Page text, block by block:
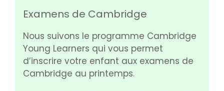
Examens de Cambridge
Nous suivons le programme Cambridge
Young Learners qui vous permet
d’inscrire votre enfant aux examens de
Cambridge au printemps.